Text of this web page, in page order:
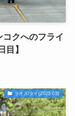
クへのフライ
目】
ラオス/タイ(2025.05)